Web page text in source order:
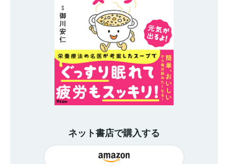
ネット書店で購入する